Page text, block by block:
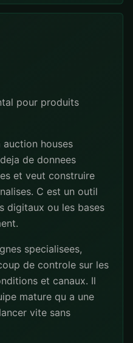
pour produits
houses
de donnees
et veut construire
C est un outil
digitaux ou les bases
specialisees,
de controle sur les
et canaux. Il
mature qu a une
vite sans